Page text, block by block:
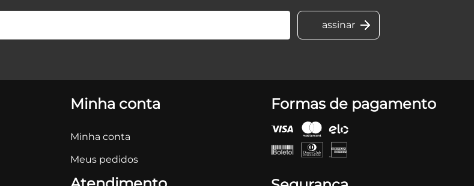
Minha conta
Minha conta
Meus pedidos
Formas de pagamento